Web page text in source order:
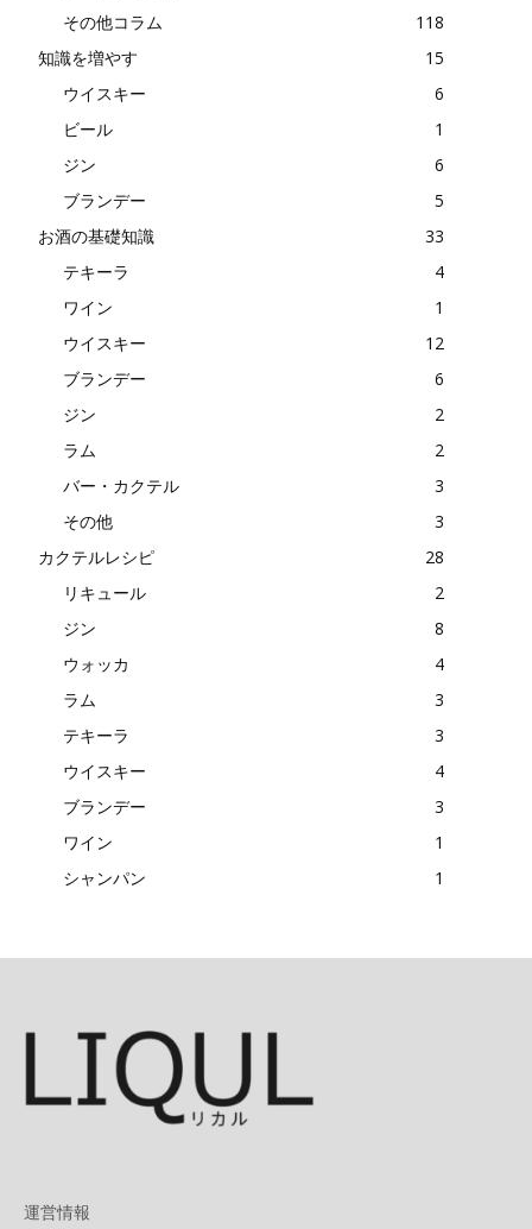
その他コラム
118
知識を増やす
15
ウイスキー
6
ビール
1
ジン
6
ブランデー
5
お酒の基礎知識
33
テキーラ
4
ワイン
1
ウイスキー
12
ブランデー
6
ジン
2
ラム
2
バー・カクテル
3
その他
3
カクテルレシピ
28
リキュール
2
ジン
8
ウォッカ
4
ラム
3
テキーラ
3
ウイスキー
4
ブランデー
3
ワイン
1
シャンパン
1
運営情報